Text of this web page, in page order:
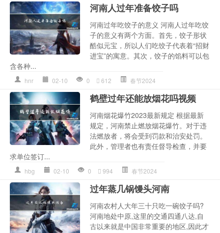
河南人过年准备饺子吗
河南过年吃饺子的意义 河南人过年吃饺
子的意义有两个方面。首先，饺子形状
酷似元宝，所以人们吃饺子代表着“招财
进宝”的寓意。其次，饺子的馅料可以包
含各种...
hnr 02-10 0 612 春节2024
鹤壁过年还能放烟花吗视频
河南烟花爆竹2023最新规定 根据最新
规定，河南禁止燃放烟花爆竹。对于违
法燃放者，将会受到罚款和治安处罚。
此外，管理者也有责任督导检查，并要
求单位签订...
hbg 02-10 0 994 春节2024
过年蒸几锅馒头河南
河南农村人大年三十只吃一碗饺子吗?
河南地处中原,这里的交通四通八达,自
古以来就是中国非常重要的地区,因此才